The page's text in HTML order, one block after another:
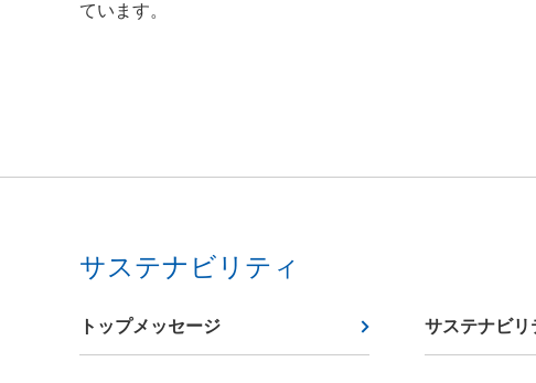
ています。
サステナビリティ
トップメッセージ サステナビリ